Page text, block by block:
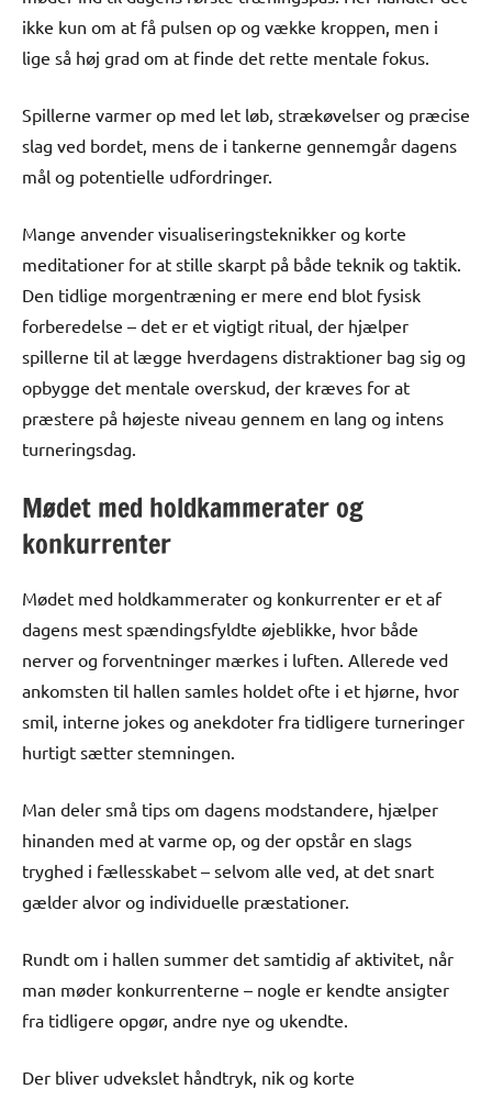
ikke kun om at få pulsen op og vække kroppen, men i
lige så høj grad om at finde det rette mentale fokus.
Spillerne varmer op med let løb, strækøvelser og præcise
slag ved bordet, mens de i tankerne gennemgår dagens
mål og potentielle udfordringer.
Mange anvender visualiseringsteknikker og korte
meditationer for at stille skarpt på både teknik og taktik.
Den tidlige morgentræning er mere end blot fysisk
forberedelse – det er et vigtigt ritual, der hjælper
spillerne til at lægge hverdagens distraktioner bag sig og
opbygge det mentale overskud, der kræves for at
præstere på højeste niveau gennem en lang og intens
turneringsdag.
Mødet med holdkammerater og
konkurrenter
Mødet med holdkammerater og konkurrenter er et af
dagens mest spændingsfyldte øjeblikke, hvor både
nerver og forventninger mærkes i luften. Allerede ved
ankomsten til hallen samles holdet ofte i et hjørne, hvor
smil, interne jokes og anekdoter fra tidligere turneringer
hurtigt sætter stemningen.
Man deler små tips om dagens modstandere, hjælper
hinanden med at varme op, og der opstår en slags
tryghed i fællesskabet – selvom alle ved, at det snart
gælder alvor og individuelle præstationer.
Rundt om i hallen summer det samtidig af aktivitet, når
man møder konkurrenterne – nogle er kendte ansigter
fra tidligere opgør, andre nye og ukendte.
Der bliver udvekslet håndtryk, nik og korte